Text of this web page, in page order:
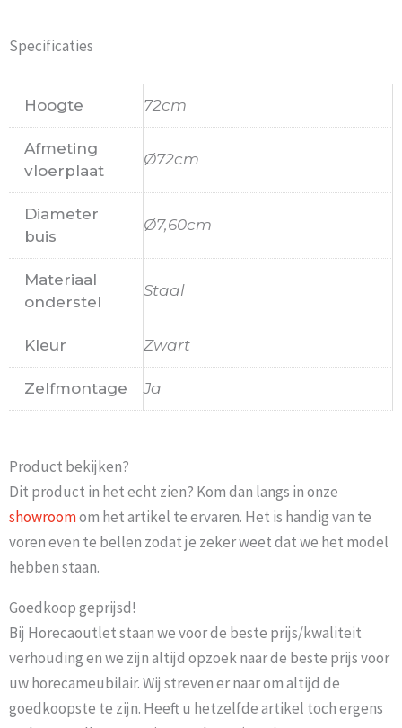
Specificaties
Hoogte 72cm
Afmeting
vloerplaat
Ø72cm
Diameter
buis
Ø7,60cm
Materiaal
onderstel
Staal
Kleur Zwart
Zelfmontage Ja
Product bekijken?
Dit product in het echt zien? Kom dan langs in onze
showroomom het artikel te ervaren. Het is handig van te
voren even te bellen zodat je zeker weet dat we het model
hebben staan.
Goedkoop geprijsd!
Bij Horecaoutlet staan we voor de beste prijs/kwaliteit
verhouding en we zijn altijd opzoek naar de beste prijs voor
uw horecameubilair. Wij streven er naar om altijd de
goedkoopste te zijn. Heeft u hetzelfde artikel toch ergens